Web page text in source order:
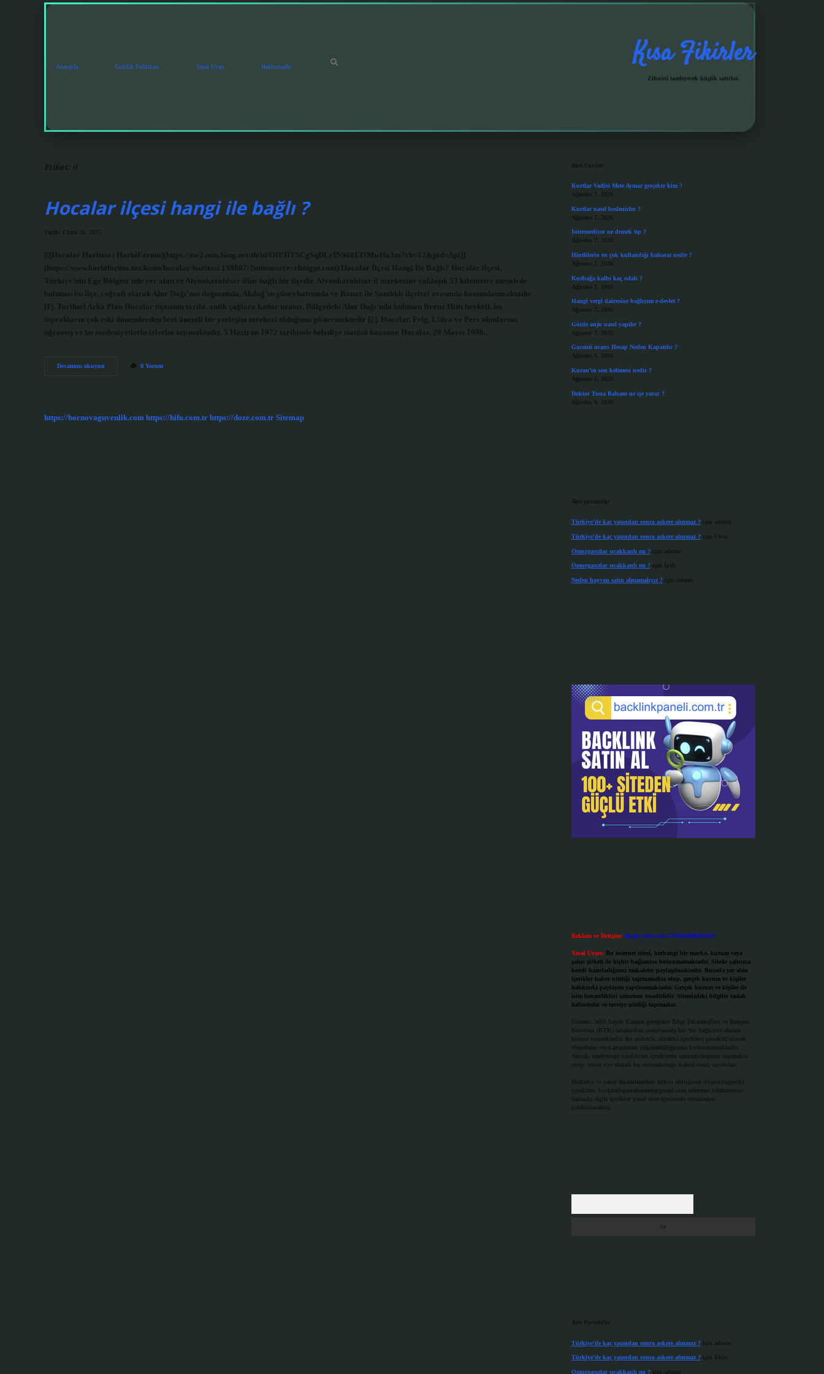
Anasayfa Gizlilik Politikası Yasal Uyarı Hakkımızda Kısa Fikirler
Zihnini tazeleyecek küçük satırlar.
Etiket: il
Hocalar ilçesi hangi ile bağlı ?
Tarih: Ekim 26, 2025
[![Hocalar Haritası | HarbiForum](https://tse2.mm.bing.net/th/id/OIP.lITSCgSqDLrIN968Ef3MwHaJm?cb=12&pid=Api)]
(https://www.harbiforum.net/konu/hocalar-haritasi.138807/?utmsource=chatgpt.com) Hocalar İlçesi Hangi İle Bağlı? Hocalar ilçesi,
Türkiye’nin Ege Bölgesi’nde yer alan ve Afyonkarahisar iline bağlı bir ilçedir. Afyonkarahisar il merkezine yaklaşık 53 kilometre mesafede
bulunan bu ilçe, coğrafi olarak Ahır Dağı’nın doğusunda, Akdağ’ın güneybatısında ve Banaz ile Sandıklı ilçeleri arasında konumlanmaktadır
[1]. Tarihsel Arka Plan Hocalar ilçesinin tarihi, antik çağlara kadar uzanır. Bölgedeki Ahır Dağı’nda bulunan Bronz Hitit heykeli, bu
toprakların çok eski dönemlerden beri önemli bir yerleşim merkezi olduğunu göstermektedir [2]. Hocalar, Frig, Lidya ve Pers akınlarına
uğramış ve bu medeniyetlerin izlerini taşımaktadır. 5 Haziran 1972 tarihinde belediye statüsü kazanan Hocalar, 20 Mayıs 1990…
Devamını okuyun 8 Yorum
https://bornovaguvenlik.com https://hifu.com.tr https://doze.com.tr Sitemap
Son Yazılar
Kurtlar Vadisi Mete Aymar gerçekte kim ?
Ağustos 7, 2026
Kurtlar nasıl beslenirler ?
Ağustos 7, 2026
Intermediyer ne demek tıp ?
Ağustos 7, 2026
Hintlilerin en çok kullandığı baharat nedir ?
Ağustos 7, 2026
Kurbağa kalbi kaç odalı ?
Ağustos 7, 2026
Hangi vergi dairesine bağlıyım e-devlet ?
Ağustos 7, 2026
Gözde anju nasıl yapılır ?
Ağustos 7, 2026
Garanti avans Hesap Neden Kapatılır ?
Ağustos 6, 2026
Kuran’ın son kelimesi nedir ?
Ağustos 6, 2026
Doktor Tuna Balsam ne işe yarar ?
Ağustos 6, 2026
Son yorumlar
Türkiye’de kaç yaşından sonra askere alınmaz ?için admin
Türkiye’de kaç yaşından sonra askere alınmaz ?için Ekin
Omurgasızlar sıcakkanlı mı ?için admin
Omurgasızlar sıcakkanlı mı ?için İpek
Neden hayvan satın almamalıyız ?için admin
Reklam ve İletişim: Skype: live:.cid.575569c608265c69
Yasal Uyarı: Bu internet sitesi, herhangi bir marka, kurum veya
şahıs şirketi ile hiçbir bağlantısı bulunmamaktadır. Sitede yalnızca
kendi hazırladığımız makaleler paylaşılmaktadır. Burada yer alan
içerikler haber niteliği taşımamakta olup, gerçek kurum ve kişiler
hakkında paylaşım yapılmamaktadır. Gerçek kurum ve kişiler ile
isim benzerlikleri tamamen tesadüfidir. Sitemizdeki bilgiler taslak
halindedir ve tavsiye niteliği taşımazlar.
Sitemiz, 5651 Sayılı Kanun gereğince Bilgi Teknolojileri ve İletişim
Kurumu (BTK) tarafından onaylanmış bir Yer Sağlayıcı olarak
hizmet vermektedir. Bu nedenle, sitedeki içerikleri proaktif olarak
denetleme veya araştırma yükümlülüğümüz bulunmamaktadır.
Ancak, üyelerimiz yazdıkları içeriklerin sorumluluğunu taşımakta
olup, siteye üye olarak bu sorumluluğu kabul etmiş sayılırlar.
Hukuka ve yasal düzenlemelere aykırı olduğunu düşündüğünüz
içerikleri,
backlinkpanelicomtr@gmail.com adresine bildirmeniz
halinde, ilgili içerikler yasal süre içerisinde sitemizden
kaldırılacaktır.
Son Yorumlar
Türkiye’de kaç yaşından sonra askere alınmaz ?için admin
Türkiye’de kaç yaşından sonra askere alınmaz ?için Ekin
Omurgasızlar sıcakkanlı mı ?için admin